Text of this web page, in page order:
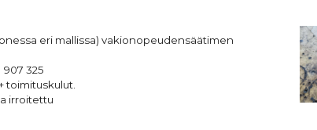
eri mallissa) vakionopeudensäätimen
907 325
toimituskulut.
irroitettu